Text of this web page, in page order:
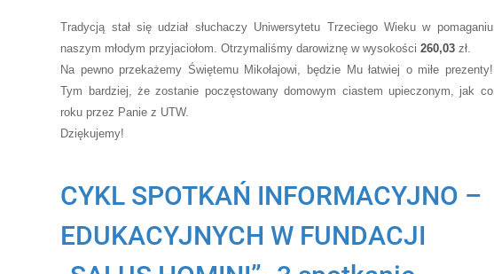
Tradycją stał się udział słuchaczy Uniwersytetu Trzeciego Wieku w pomaganiu
naszym młodym przyjaciołom. Otrzymaliśmy darowiznę w wysokości260,03 zł.
Na pewno przekażemy Świętemu Mikołajowi, będzie Mu łatwiej o miłe prezenty!
Tym bardziej, że zostanie poczęstowany domowym ciastem upieczonym, jak co
roku przez Panie z UTW.
Dziękujemy!
CYKL SPOTKAŃ INFORMACYJNO –
EDUKACYJNYCH W FUNDACJI